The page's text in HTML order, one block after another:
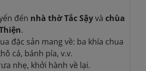
đến nhà thờ Tắc Sậyvà chùa
.
đặc sản mang về: ba khía chua
cá, bánh pía, v.v.
nhẹ, khởi hành về lại.